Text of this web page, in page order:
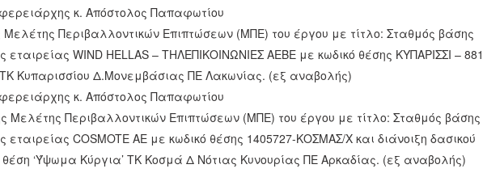
κ. Απόστολος Παπαφωτίου
Μελέτης Περιβαλλοντικών Επιπτώσεων (ΜΠΕ) του έργου με τίτλο: Σταθμός βάσης
εταιρείας WIND HELLAS – ΤΗΛΕΠΙΚΟΙΝΩΝΙΕΣ ΑΕΒΕ με κωδικό θέσης ΚΥΠΑΡΙΣΣΙ – 881
Κυπαρισσίου Δ.Μονεμβάσιας ΠΕ Λακωνίας. (εξ αναβολής)
κ. Απόστολος Παπαφωτίου
Μελέτης Περιβαλλοντικών Επιπτώσεων (ΜΠΕ) του έργου με τίτλο: Σταθμός βάσης
εταιρείας COSMOTE ΑΕ με κωδικό θέσης 1405727-ΚΟΣΜΑΣ/Χ και διάνοιξη δασικού
‘Ύψωμα Κύργια’ ΤΚ Κοσμά Δ Νότιας Κυνουρίας ΠΕ Αρκαδίας. (εξ αναβολής)